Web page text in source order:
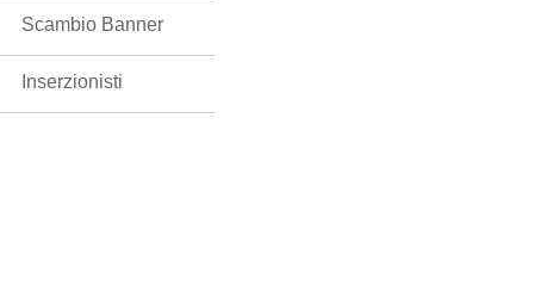
Scambio Banner
Inserzionisti